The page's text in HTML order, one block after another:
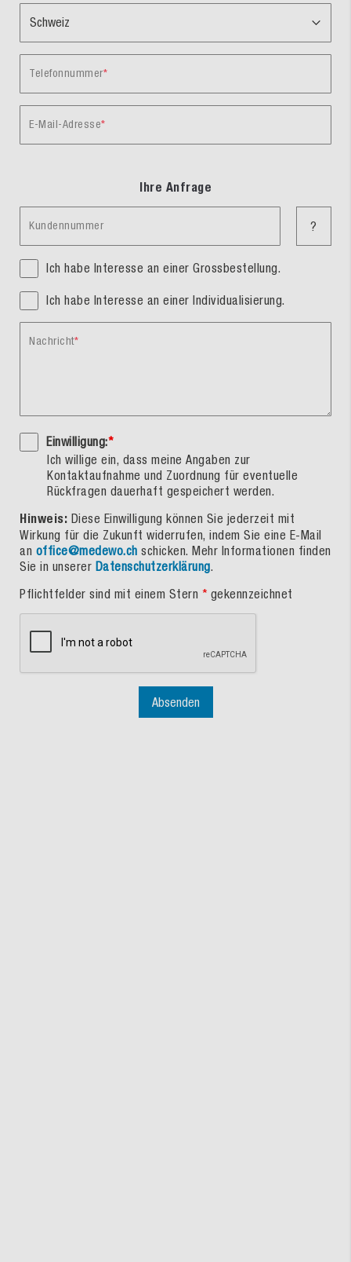
Telefonnummer
E-Mail-Adresse
Ihre Anfrage
Kundennummer ?
Ich habe Interesse an einer Grossbestellung.
Ich habe Interesse an einer Individualisierung.
Nachricht
Einwilligung:*
Ich willige ein, dass meine Angaben zur
Kontaktaufnahme und Zuordnung für eventuelle
Rückfragen dauerhaft gespeichert werden.
Hinweis: Diese Einwilligung können Sie jederzeit mit
Wirkung für die Zukunft widerrufen, indem Sie eine E-Mail
an office@medewo.ch schicken. Mehr Informationen finden
Sie in unserer Datenschutzerklärung.
Pflichtfelder sind mit einem Stern * gekennzeichnet
Absenden